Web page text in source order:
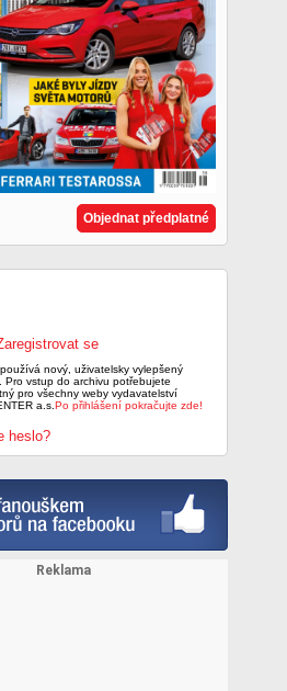
Objednat předplatné
se
nový, uživatelsky vylepšený
Pro vstup do archivu potřebujete
pro všechny weby vydavatelství
a.s. Po přihlášení pokračujte zde!
heslo?